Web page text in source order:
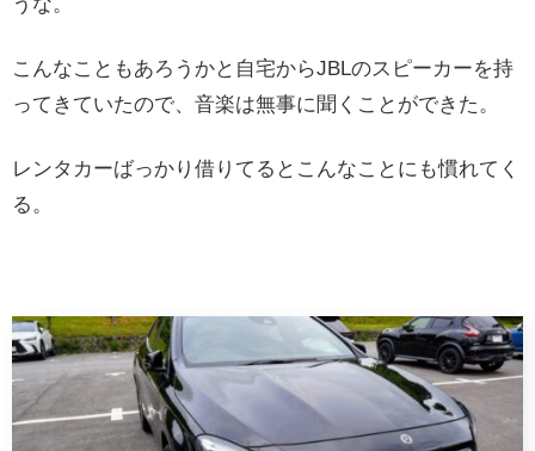
うな。
こんなこともあろうかと自宅からJBLのスピーカーを持
ってきていたので、音楽は無事に聞くことができた。
レンタカーばっかり借りてるとこんなことにも慣れてく
る。